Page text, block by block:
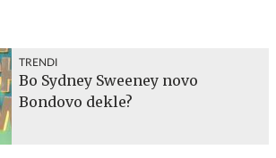
TRENDI
Bo Sydney Sweeney novo
Bondovo dekle?